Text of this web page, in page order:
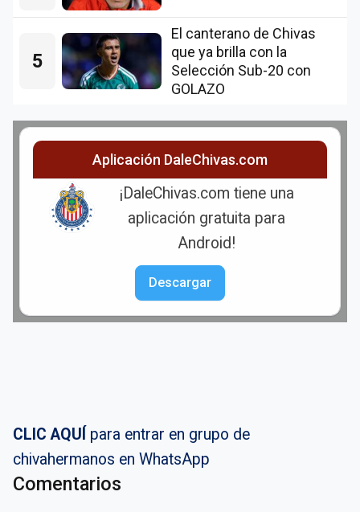
5
El canterano de Chivas
que ya brilla con la
Selección Sub-20 con
GOLAZO
Aplicación DaleChivas.com
¡DaleChivas.com tiene una
aplicación gratuita para
Android!
Descargar
CLIC AQUÍ para entrar en grupo de
chivahermanos en WhatsApp
Comentarios